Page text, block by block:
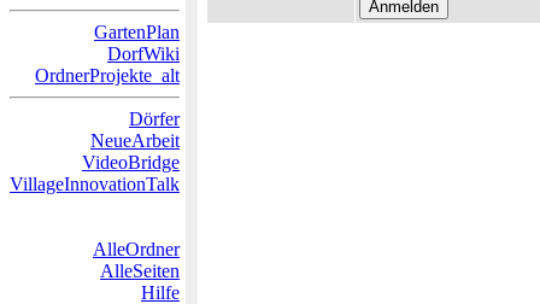
GartenPlan
DorfWiki
OrdnerProjekte_alt
Dörfer
NeueArbeit
VideoBridge
VillageInnovationTalk
AlleOrdner
AlleSeiten
Hilfe